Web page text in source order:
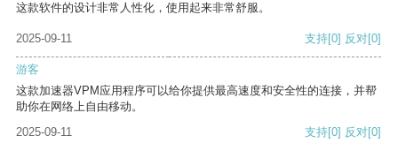
这款软件的设计非常人性化，使用起来非常舒服。
2025-09-11 支持[0] 反对[0]
游客
这款加速器VPM应用程序可以给你提供最高速度和安全性的连接，并帮
助你在网络上自由移动。
2025-09-11
支持[0] 反对[0]